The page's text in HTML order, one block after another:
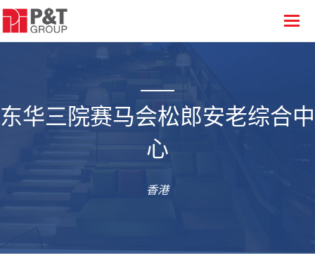
东华三院赛马会松郎安老综合中
心
香港